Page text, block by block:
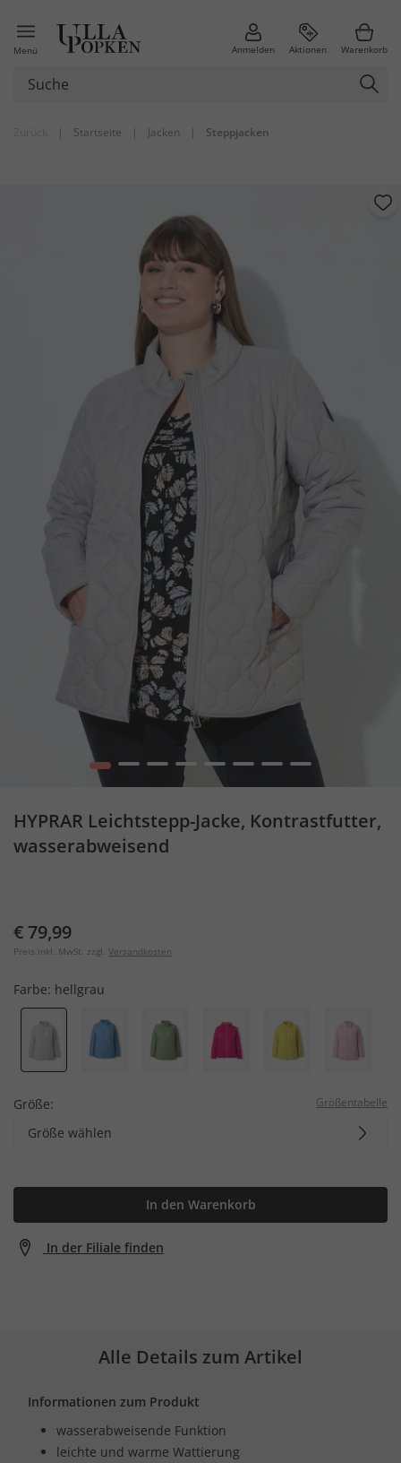
Menü Anmelden Aktionen Warenkorb
| Startseite | Jacken | Steppjacken
1 2 3 4 5 6 7 8
HYPRAR Leichtstepp-Jacke, Kontrastfutter,
wasserabweisend
€ 79,99
Preis inkl. MwSt. zzgl. Versandkosten
Farbe: hellgrau
Größe: Größentabelle
Größe wählen
In den Warenkorb
In der Filiale finden
Alle Details zum Artikel
Informationen zum Produkt
wasserabweisende Funktion
leichte und warme Wattierung